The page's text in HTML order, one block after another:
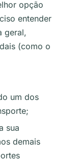
opção
entender
geral,
(como o
um dos
sua
demais